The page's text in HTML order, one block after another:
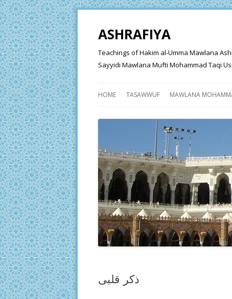
ASHRAFIYA
Teachings of Hakim al-Umma Mawlana
Sayyidi Mawlana Mufti Mohammad Taqi
HOME TASAWWUF MAWLANA
ذکر قلبی